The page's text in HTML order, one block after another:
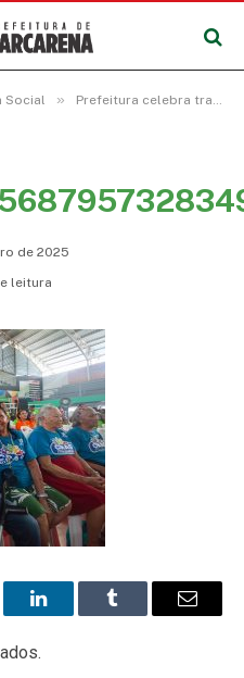
Social » Prefeitura celebra transformação de vidas por meio da política de Assistência Social
de 2025
leitura
LinkedInTumblr
E-